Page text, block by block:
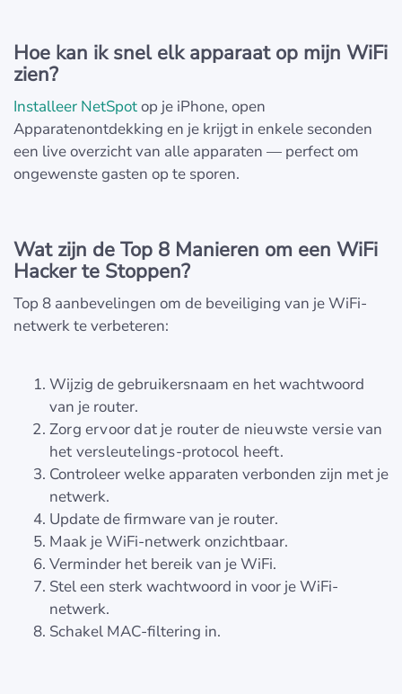
Hoe kan ik snel elk apparaat op mijn WiFi
zien?
Installeer NetSpotop je iPhone, open
Apparatenontdekking en je krijgt in enkele seconden
een live overzicht van alle apparaten — perfect om
ongewenste gasten op te sporen.
Wat zijn de Top 8 Manieren om een WiFi
Hacker te Stoppen?
Top 8 aanbevelingen om de beveiliging van je WiFi-
netwerk te verbeteren:
Wijzig de gebruikersnaam en het wachtwoord
van je router.
Zorg ervoor dat je router de nieuwste versie van
het versleutelings-protocol heeft.
Controleer welke apparaten verbonden zijn met je
netwerk.
Update de firmware van je router.
Maak je WiFi-netwerk onzichtbaar.
Verminder het bereik van je WiFi.
Stel een sterk wachtwoord in voor je WiFi-
netwerk.
Schakel MAC-filtering in.